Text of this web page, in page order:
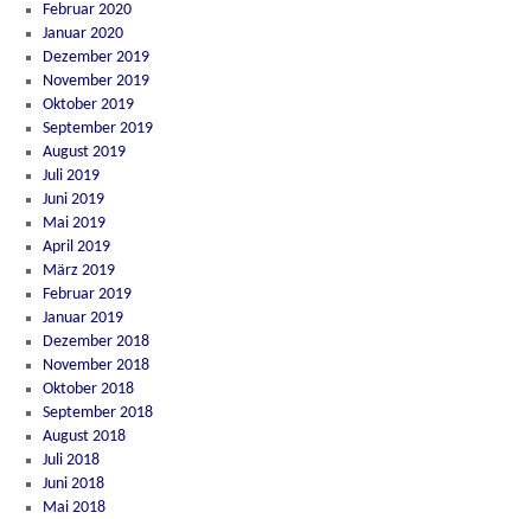
Februar 2020
Januar 2020
Dezember 2019
November 2019
Oktober 2019
September 2019
August 2019
Juli 2019
Juni 2019
Mai 2019
April 2019
März 2019
Februar 2019
Januar 2019
Dezember 2018
November 2018
Oktober 2018
September 2018
August 2018
Juli 2018
Juni 2018
Mai 2018